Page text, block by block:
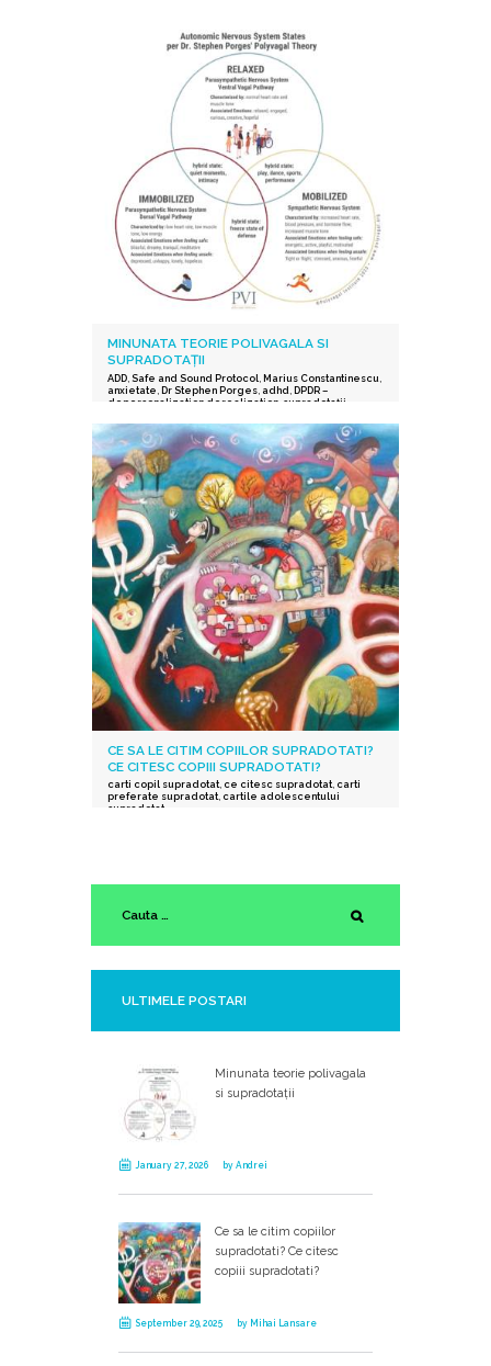
MINUNATA TEORIE POLIVAGALA SI
SUPRADOTAȚII
ADD, Safe and Sound Protocol Marius Constantinescu
anxietate Dr Stephen Porges, adhd DPDR –
depersonalization derealization, supradotații.
supraexcitabilitate supradotati,Protocolul Safe and
Sound
,procesarea senzorială și auditorie
supradotati, Editura Herald ,teoria polivagala,
Vindecare in ritmul tau,TSA
CE SA LE CITIM COPIILOR SUPRADOTATI?
CE CITESC COPIII SUPRADOTATI?
carti copil supradotat, ce citesc supradotat, carti
preferate supradotat, cartile adolescentului
supradotat
ULTIMELE POSTARI
Minunata teorie polivagala
si supradotații
January 27, 2026 byAndrei
Ce sa le citim copiilor
supradotati? Ce citesc
copiii supradotati?
September 29, 2025 by Mihai Lansare